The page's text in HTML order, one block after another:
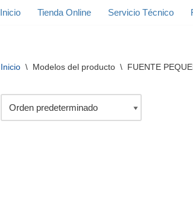
Inicio Tienda Online Servicio Técnico
Inicio \ Modelos del producto \ FUENTE